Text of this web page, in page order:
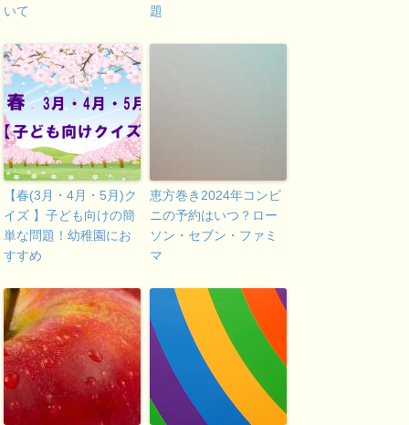
いて 題
【春(3月・4月・5月)ク
イズ 】子ども向けの簡
単な問題！幼稚園にお
すすめ
恵方巻き2024年コンビ
ニの予約はいつ？ロー
ソン・セブン・ファミ
マ